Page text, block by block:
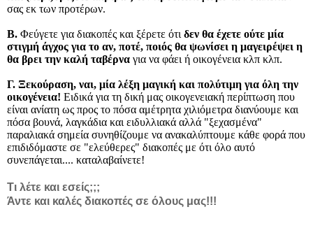
σας εκ των προτέρων.
Β. Φεύγετε για διακοπές και ξέρετε ότι δεν θα έχετε ούτε μία
στιγμή άγχος για το αν, ποτέ, ποιός θα ψωνίσει η μαγειρέψει η
θα βρει την καλή ταβέρνα για να φάει ή οικογένεια κλπ κλπ.
Γ. Ξεκούραση, ναι, μία λέξη μαγική και πολύτιμη για όλη την
οικογένεια! Ειδικά για τη δική μας οικογενειακή περίπτωση που
είναι ανίατη ως προς το πόσα αμέτρητα χιλιόμετρα διανύουμε και
πόσα βουνά, λαγκάδια και ειδυλλιακά αλλά "ξεχασμένα"
παραλιακά σημεία συνηθίζουμε να ανακαλύπτουμε κάθε φορά που
επιδιδόμαστε σε "ελεύθερες" διακοπές με ότι όλο αυτό
συνεπάγεται.... καταλαβαίνετε!
Τι λέτε και εσείς;;;
Άντε και καλές διακοπές σε όλους μας!!!